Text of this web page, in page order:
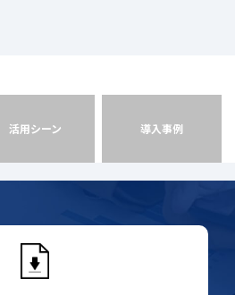
活用シーン 導入事例